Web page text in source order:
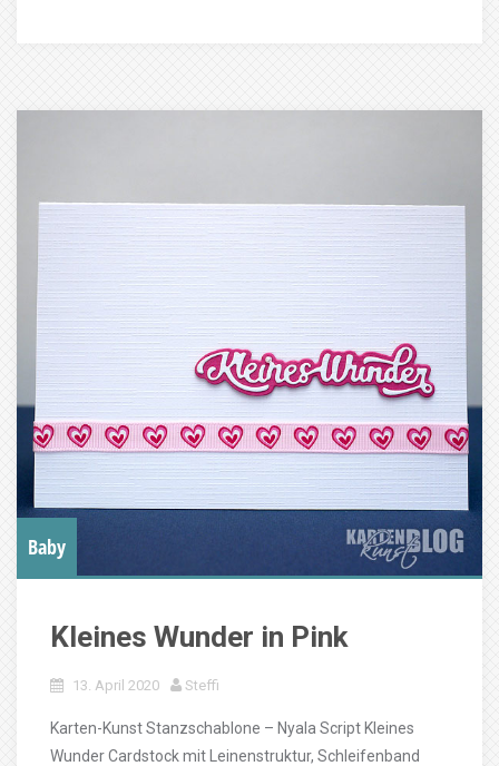
Baby
Kleines Wunder in Pink
13. April 2020 Steffi
Karten-Kunst Stanzschablone – Nyala Script Kleines
Wunder Cardstock mit Leinenstruktur, Schleifenband